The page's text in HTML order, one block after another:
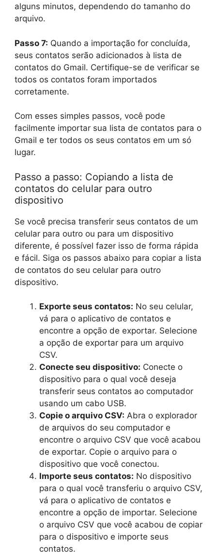
alguns minutos, dependendo do tamanho do
arquivo.
Passo 7: Quando a importação for concluída,
seus contatos serão adicionados à lista de
contatos do Gmail. Certifique-se de verificar se
todos os contatos foram importados
corretamente.
Com esses simples passos, você pode
facilmente importar sua lista de contatos para o
Gmail e ter todos os seus contatos em um só
lugar.
Passo a passo: Copiando a lista de
contatos do celular para outro
dispositivo
Se você precisa transferir seus contatos de um
celular para outro ou para um dispositivo
diferente, é possível fazer isso de forma rápida
e fácil. Siga os passos abaixo para copiar a lista
de contatos do seu celular para outro
dispositivo.
Exporte seus contatos: No seu celular,
vá para o aplicativo de contatos e
encontre a opção de exportar. Selecione
a opção de exportar para um arquivo
CSV.
Conecte seu dispositivo: Conecte o
dispositivo para o qual você deseja
transferir seus contatos ao computador
usando um cabo USB.
Copie o arquivo CSV: Abra o explorador
de arquivos do seu computador e
encontre o arquivo CSV que você acabou
de exportar. Copie o arquivo para o
dispositivo que você conectou.
Importe seus contatos: No dispositivo
para o qual você transferiu o arquivo CSV,
vá para o aplicativo de contatos e
encontre a opção de importar. Selecione
o arquivo CSV que você acabou de copiar
para o dispositivo e importe seus
contatos.